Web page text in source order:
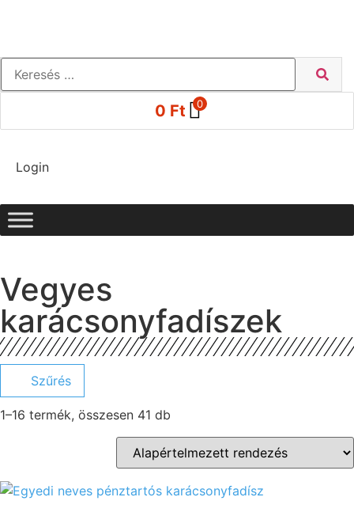
0 Ft 0
Login
Vegyes
karácsonyfadíszek
Szűrés
1–16 termék, összesen 41 db